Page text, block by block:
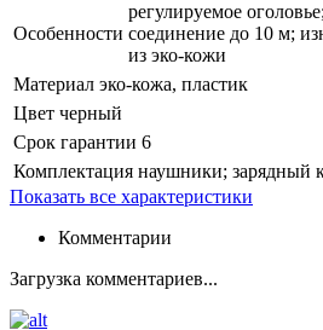
Особенности
регулируемое
соединение до 10 м;
из эко-кожи
Материал эко-кожа, пластик
Цвет черный
Срок гарантии 6
Комплектация наушники; зарядный
Показать все характеристики
Комментарии
Загрузка комментариев...